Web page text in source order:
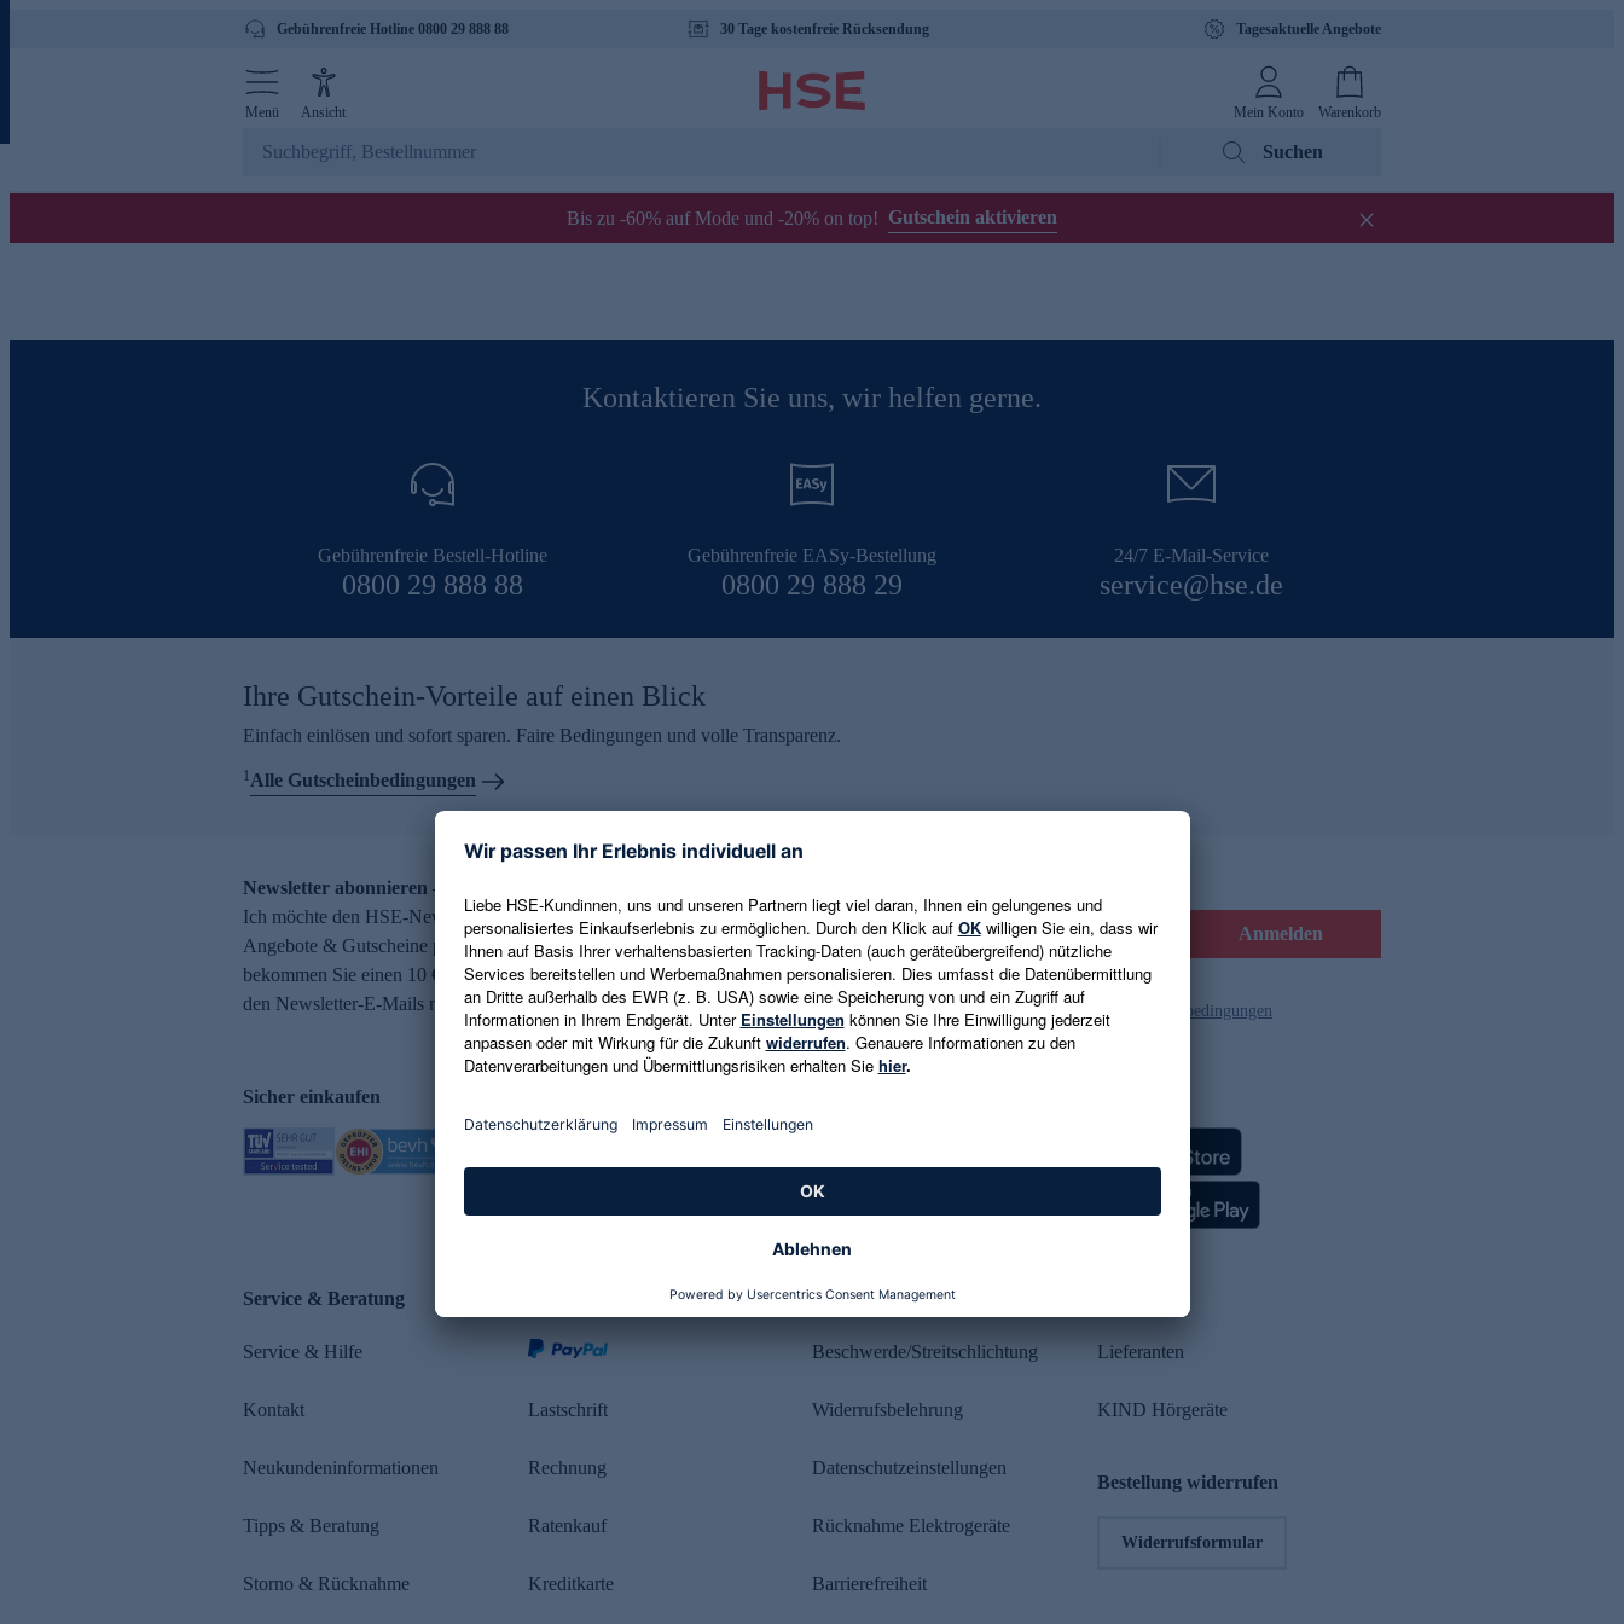
Gebührenfreie Hotline 0800 29 888 88 30 Tage kostenfreie Rücksendung Tagesaktuelle Angebote
Menü Ansicht Mein Konto Warenkorb
Suchen
Bis zu -60% auf Mode und -20% on top! Gutschein aktivieren
Kontaktieren Sie uns, wir helfen gerne.
Gebührenfreie Bestell-Hotline
0800 29 888 88
Gebührenfreie EASy-Bestellung
0800 29 888 29
24/7 E-Mail-Service
service@hse.de
Ihre Gutschein-Vorteile auf einen Blick
Einfach einlösen und sofort sparen. Faire Bedingungen und volle Transparenz.
1Alle Gutscheinbedingungen
Newsletter abonnieren – 10 € Gutschein erhalten
Ich möchte den HSE-Newsletter abonnieren und aktuelle Trends,
Angebote & Gutscheine per E-Mail erhalten. Als Dankeschön
bekommen Sie einen 10 € Gutschein. Eine Abmeldung ist jederzeit in
den Newsletter-E-Mails möglich.
E-Mail-Adresse eingeben Anmelden
Es gelten die Datenschutzrichtlinien und die Gutscheinbedingungen
Sicher einkaufen
Service & Beratung
Service & Hilfe
Kontakt
Neukundeninformationen
Tipps & Beratung
Storno & Rücknahme
Lastschrift
Rechnung
Ratenkauf
Kreditkarte
Rechtliches
Beschwerde/Streitschlichtung
Widerrufsbelehrung
Datenschutzeinstellungen
Rücknahme Elektrogeräte
Barrierefreiheit
Lieferanten
KIND Hörgeräte
Bestellung widerrufen
Widerrufsformular